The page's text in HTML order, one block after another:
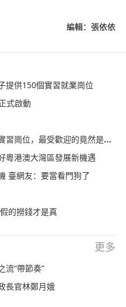
編輯：張依依
提供150個實習就業崗位
式啟動
崗位，最受歡迎的竟然是……
港澳大灣區發展新機遇
臺網友：要當看門狗了
的撈錢才是真
更多
流“帶節奏”
長官林鄭月娥